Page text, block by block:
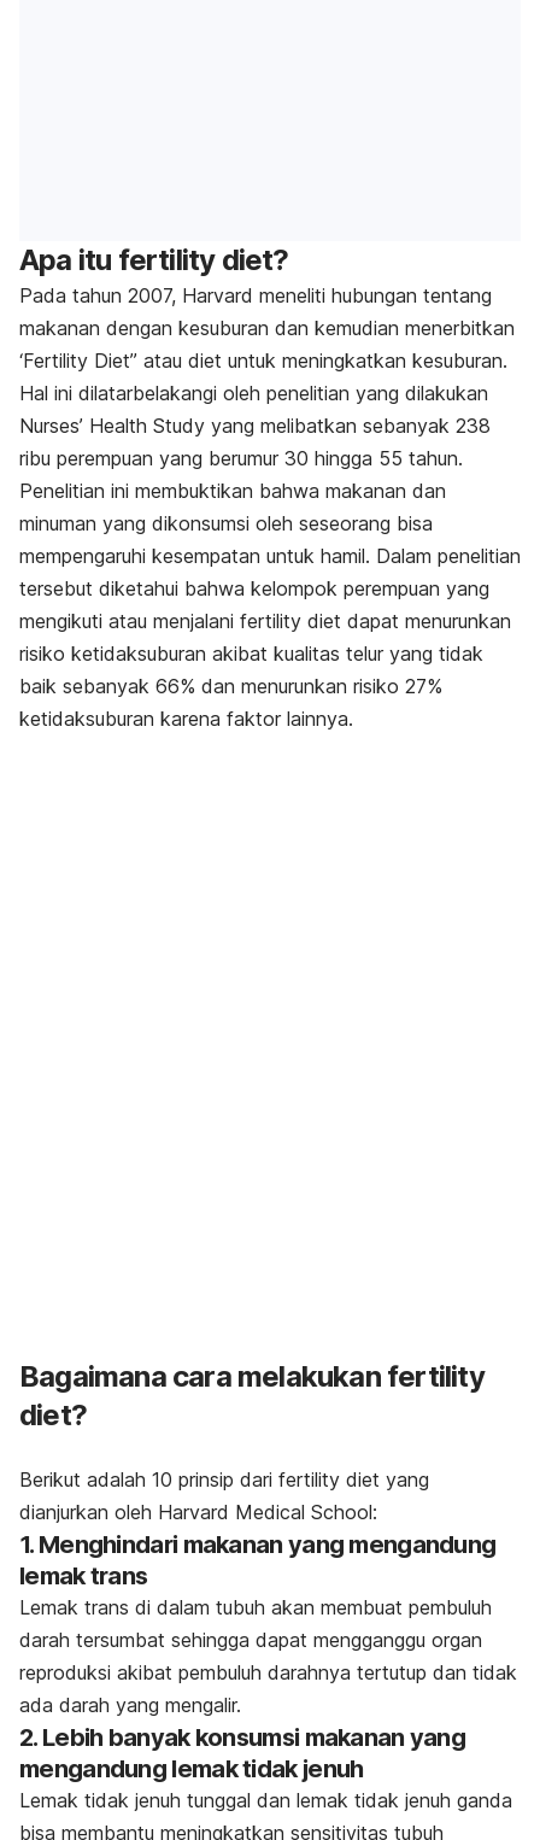
Apa itu fertility diet?
Pada tahun 2007, Harvard meneliti hubungan tentang
makanan dengan kesuburan dan kemudian menerbitkan
‘Fertility Diet” atau diet untuk meningkatkan kesuburan.
Hal ini dilatarbelakangi oleh penelitian yang dilakukan
Nurses’ Health Study yang melibatkan sebanyak 238
ribu perempuan yang berumur 30 hingga 55 tahun.
Penelitian ini membuktikan bahwa makanan dan
minuman yang dikonsumsi oleh seseorang bisa
mempengaruhi kesempatan untuk hamil. Dalam penelitian
tersebut diketahui bahwa kelompok perempuan yang
mengikuti atau menjalani fertility diet dapat menurunkan
risiko ketidaksuburan akibat kualitas telur yang tidak
baik sebanyak 66% dan menurunkan risiko 27%
ketidaksuburan karena faktor lainnya.
Bagaimana cara melakukan fertility
diet?
Berikut adalah 10 prinsip dari fertility diet yang
dianjurkan oleh Harvard Medical School:
1. Menghindari makanan yang mengandung
lemak trans
Lemak trans di dalam tubuh akan membuat pembuluh
darah tersumbat sehingga dapat mengganggu organ
reproduksi akibat pembuluh darahnya tertutup dan tidak
ada darah yang mengalir.
2. Lebih banyak konsumsi makanan yang
mengandung lemak tidak jenuh
Lemak tidak jenuh tunggal dan lemak tidak jenuh ganda
bisa membantu meningkatkan sensitivitas tubuh